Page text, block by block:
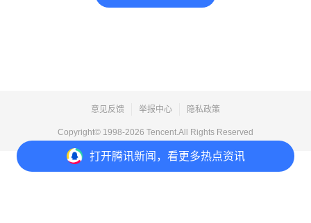
打开腾讯新闻，看更多热点资讯
意见反馈 举报中心 隐私政策
Copyright© 1998-2026 Tencent.All Rights Reserved